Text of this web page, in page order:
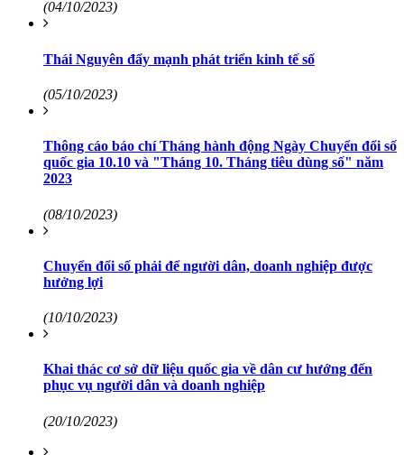
(04/10/2023)
Thái Nguyên đẩy mạnh phát triển kinh tế số
(05/10/2023)
Thông cáo báo chí Tháng hành động Ngày Chuyển đổi số
quốc gia 10.10 và "Tháng 10. Tháng tiêu dùng số" năm
2023
(08/10/2023)
Chuyển đổi số phải để người dân, doanh nghiệp được
hưởng lợi
(10/10/2023)
Khai thác cơ sở dữ liệu quốc gia về dân cư hướng đến
phục vụ người dân và doanh nghiệp
(20/10/2023)